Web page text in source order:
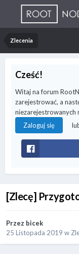
Zlecenia
Cześć!
Witaj na forum
zarejestrować, a
niezarejestrowanych
Zaloguj się
[Zlecę]
Przez bicek
25 Listopada 2019 w